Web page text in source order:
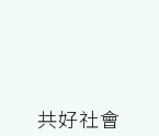
共好社會